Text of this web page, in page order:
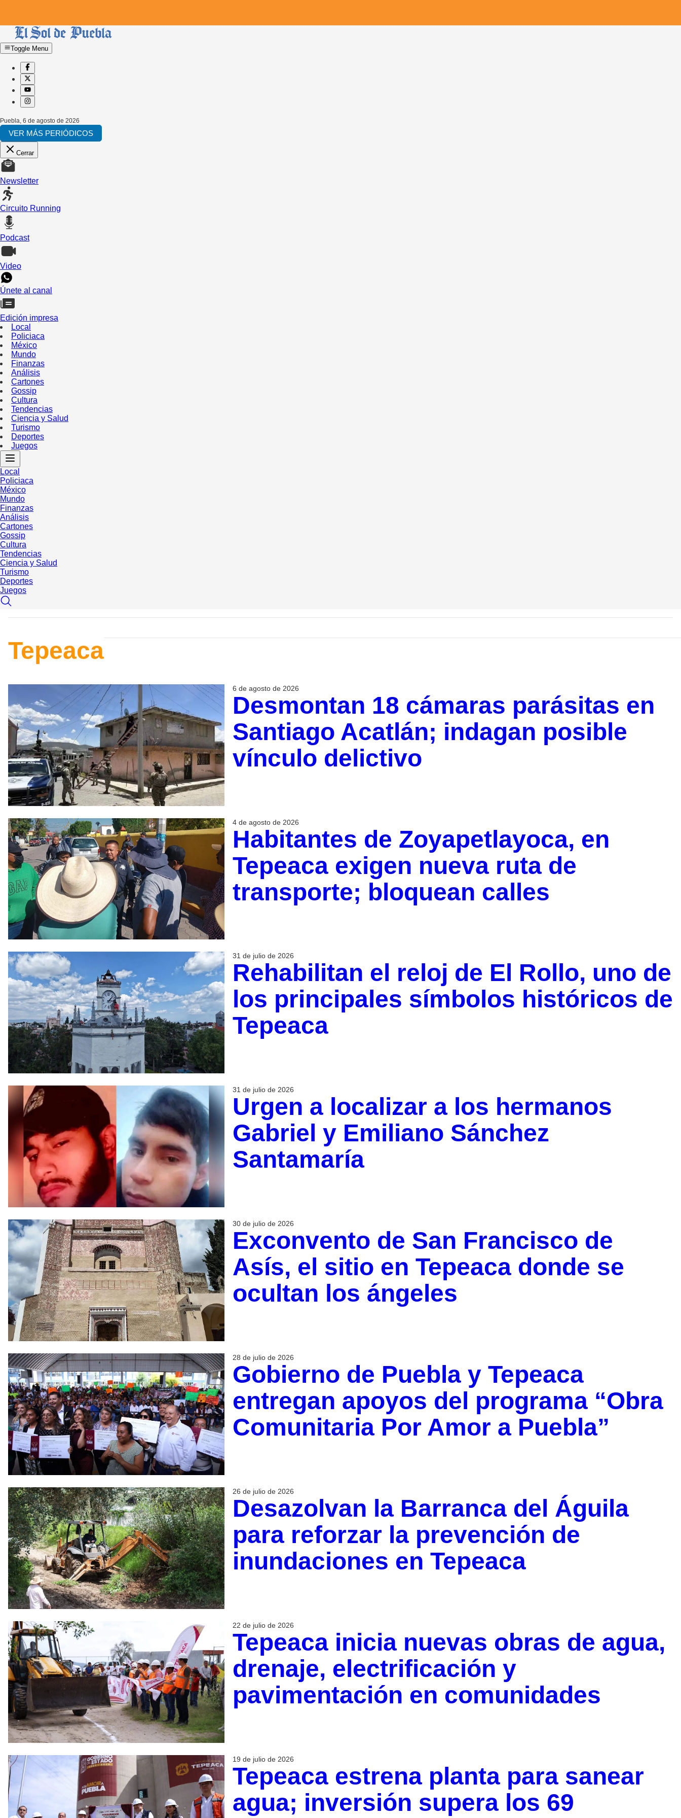
Toggle Menu
Puebla 6 de agosto de 2026
VER MÁS PERIÓDICOS
Cerrar
Newsletter
Circuito Running
Podcast
Video
Únete al canal
Edición impresa
Local
Policiaca
México
Mundo
Finanzas
Análisis
Cartones
Gossip
Cultura
Tendencias
Ciencia y Salud
Turismo
Deportes
Juegos
Local
Policiaca
México
Mundo
Finanzas
Análisis
Cartones
Gossip
Cultura
Tendencias
Ciencia y Salud
Turismo
Deportes
Juegos
Tepeaca
6 de agosto de 2026
Desmontan 18 cámaras parásitas en
Santiago Acatlán; indagan posible
vínculo delictivo
4 de agosto de 2026
Habitantes de Zoyapetlayoca, en
Tepeaca exigen nueva ruta de
transporte; bloquean calles
31 de julio de 2026
Rehabilitan el reloj de El Rollo, uno de
los principales símbolos históricos de
Tepeaca
31 de julio de 2026
Urgen a localizar a los hermanos
Gabriel y Emiliano Sánchez
Santamaría
30 de julio de 2026
Exconvento de San Francisco de
Asís, el sitio en Tepeaca donde se
ocultan los ángeles
28 de julio de 2026
Gobierno de Puebla y Tepeaca
entregan apoyos del programa “Obra
Comunitaria Por Amor a Puebla”
26 de julio de 2026
Desazolvan la Barranca del Águila
para reforzar la prevención de
inundaciones en Tepeaca
22 de julio de 2026
Tepeaca inicia nuevas obras de agua,
drenaje, electrificación y
pavimentación en comunidades
19 de julio de 2026
Tepeaca estrena planta para sanear
agua; inversión supera los 69